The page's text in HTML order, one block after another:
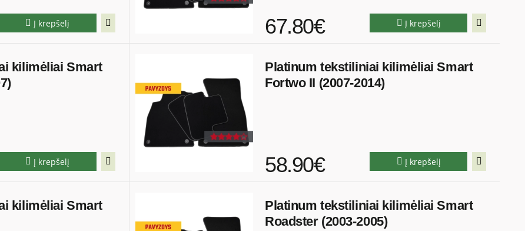
Į krepšelį 67.80€ Į krepšelį
kilimėliai Smart
Į krepšelį
Platinum tekstiliniai kilimėliai Smart
Fortwo II (2007-2014)
58.90€ Į krepšelį
kilimėliai Smart
Platinum tekstiliniai kilimėliai Smart
Roadster (2003-2005)